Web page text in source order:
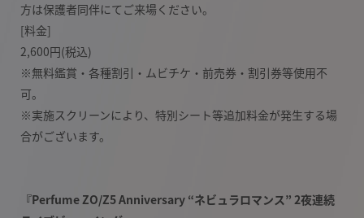
方は保護者同伴にてご来場ください。
[料金]
2,600円(税込)
※無料鑑賞・各種割引・ムビチケ・前売券・割引券等使用不
可。
※実施スクリーンにより、特別シート等追加料金が発生する場
合がございます。
『Perfume ZO/Z5 Anniversary “ネビュラロマンス” 2夜連続